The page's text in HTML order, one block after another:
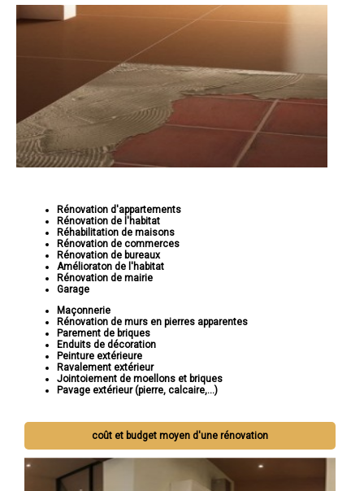
Rénovation d'appartements
Rénovation de l'habitat
Réhabilitation de maisons
Rénovation de commerces
Rénovation de bureaux
Amélioraton de l'habitat
Rénovation de mairie
Garage
Maçonnerie
Rénovation de murs en pierres apparentes
Parement de briques
Enduits de décoration
Peinture extérieure
Ravalement extérieur
Jointoiement de moellons et briques
Pavage extérieur (pierre, calcaire,...)
coût et budget moyen d'une rénovation